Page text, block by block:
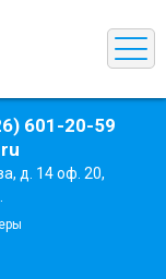
601-20-59
д. 14 оф. 20,